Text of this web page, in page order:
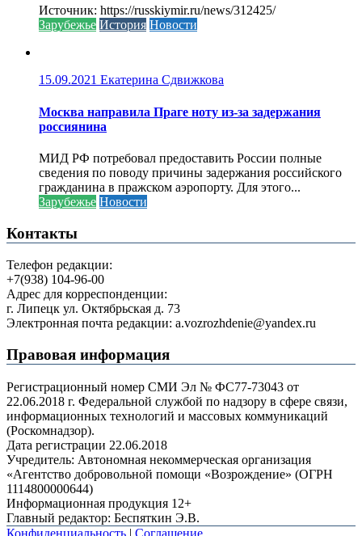
Источник: https://russkiymir.ru/news/312425/
Зарубежье История Новости
15.09.2021 Екатерина Сдвижкова
Москва направила Праге ноту из-за задержания
россиянина
МИД РФ потребовал предоставить России полные
сведения по поводу причины задержания российского
гражданина в пражском аэропорту. Для этого...
Зарубежье Новости
Контакты
Телефон редакции:
+7(938) 104-96-00
Адрес для корреспонденции:
г. Липецк ул. Октябрьская д. 73
Электронная почта редакции: a.vozrozhdenie@yandex.ru
Правовая информация
Регистрационный номер СМИ Эл № ФС77-73043 от
22.06.2018 г. Федеральной службой по надзору в сфере связи,
информационных технологий и массовых коммуникаций
(Роскомнадзор).
Дата регистрации 22.06.2018
Учредитель: Автономная некоммерческая организация
«Агентство добровольной помощи «Возрождение» (ОГРН
1114800000644)
Информационная продукция 12+
Главный редактор: Беспяткин Э.В.
Конфиденциальность | Соглашение